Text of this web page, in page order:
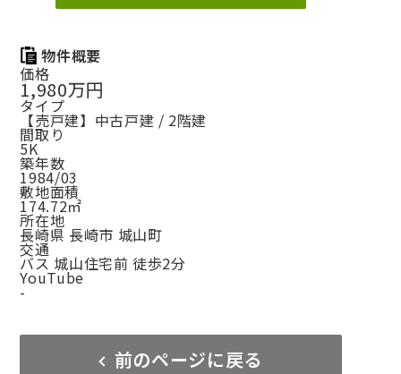
物件概要
価格
1,980万円
タイプ
【売戸建】中古戸建 / 2階建
間取り
5K
築年数
1984/03
敷地面積
174.72㎡
所在地
長崎県 長崎市 城山町
交通
バス 城山住宅前 徒歩2分
YouTube
-
前のページに戻る